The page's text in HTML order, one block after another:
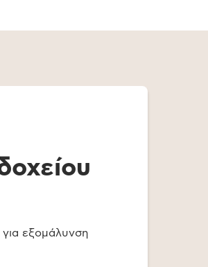
εξομάλυνση